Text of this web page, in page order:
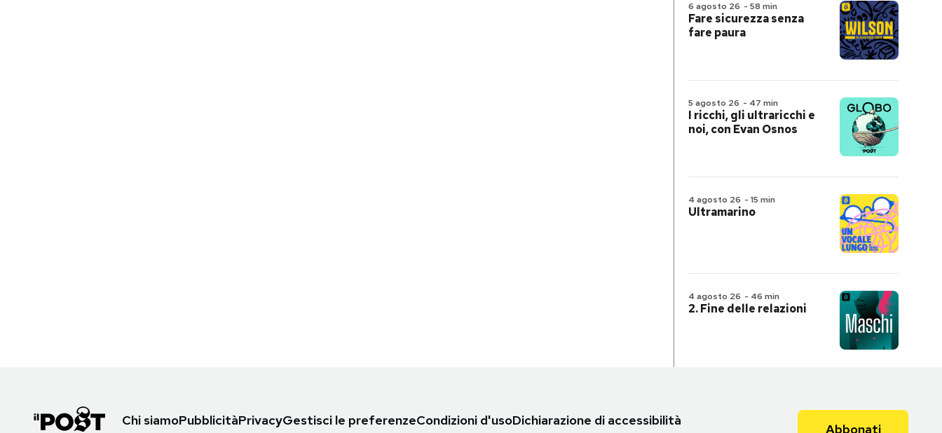
6 agosto 26 - 58 min
Fare sicurezza senza
fare paura
5 agosto 26 - 47 min
I ricchi, gli ultraricchi e
noi, con Evan Osnos
4 agosto 26 - 15 min
Ultramarino
4 agosto 26 - 46 min
2. Fine delle relazioni
Chi siamoPubblicitàPrivacyGestisci le preferenzeCondizioni d'usoDichiarazione di accessibilità
Abbonati